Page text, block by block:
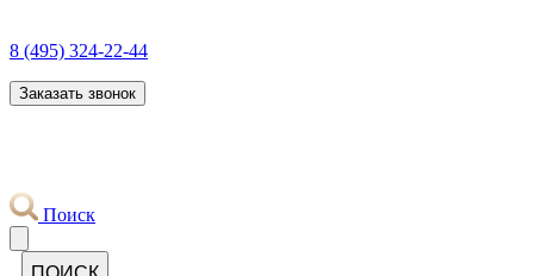
8 (495) 324-22-44
Заказать звонок
Поиск